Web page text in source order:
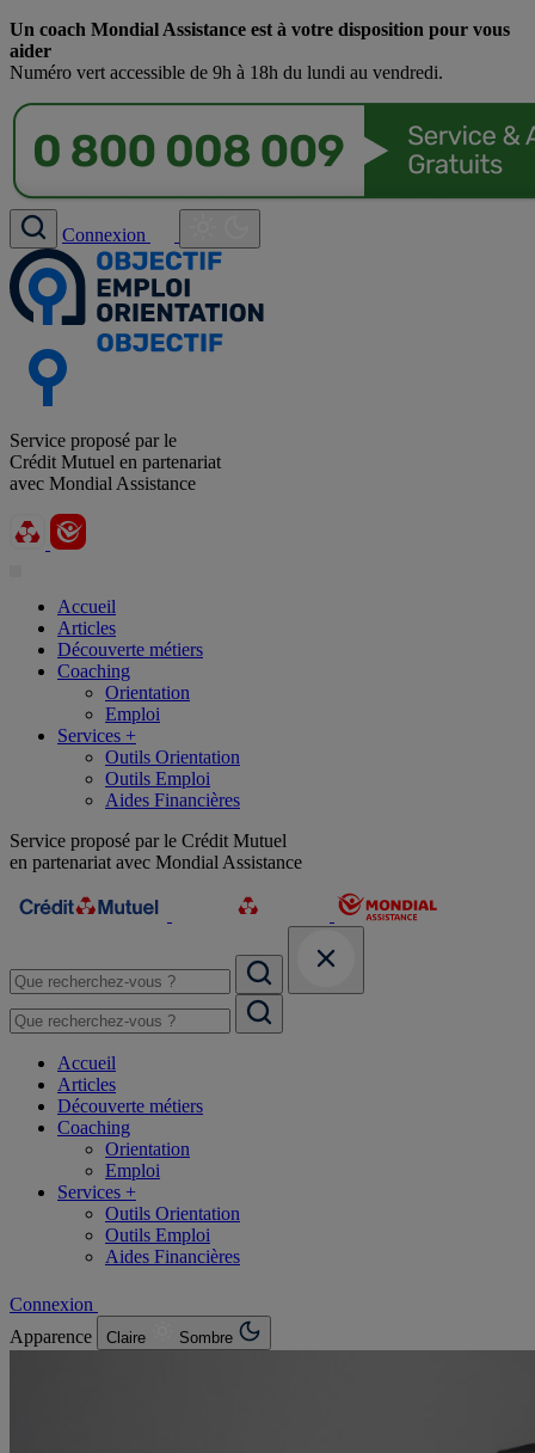
Un coach Mondial Assistance est à votre disposition pour vous
aider
Numéro vert accessible de 9h à 18h du lundi au vendredi.
Connexion
Service proposé par le
Crédit Mutuel en partenariat
avec Mondial Assistance
Accueil
Articles
Découverte métiers
Coaching
Orientation
Emploi
Services +
Outils Orientation
Outils Emploi
Aides Financières
Service proposé par le Crédit Mutuel
en partenariat avec Mondial Assistance
Accueil
Articles
Découverte métiers
Coaching
Orientation
Emploi
Services +
Outils Orientation
Outils Emploi
Aides Financières
Connexion
Apparence
Claire Sombre